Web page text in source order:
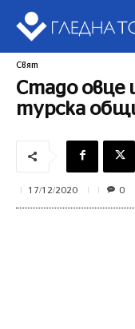
Свят
Стадо овце
турска
17/12/2020 0